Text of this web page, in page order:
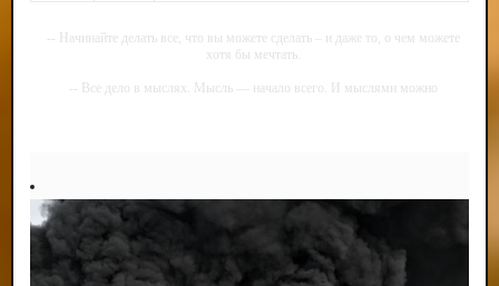
-- Начинайте делать все, что вы можете сделать – и даже то, о чем можете
хотя бы мечтать.
-- Все дело в мыслях. Мысль — начало всего. И мыслями можно
-- Самое большое богатство — это ум. Самая большая нищета — глупость.
Из всех страхов самый пугающий — самолюбование.
-- Лучшее, что можно сделать с хорошим советом, это пропустить его
мимо ушей. Он никогда не бывает полезен никому, кроме того, кто его дал.